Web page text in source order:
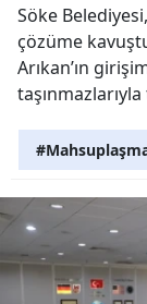
Söke
çözüme
Arıkan’ın